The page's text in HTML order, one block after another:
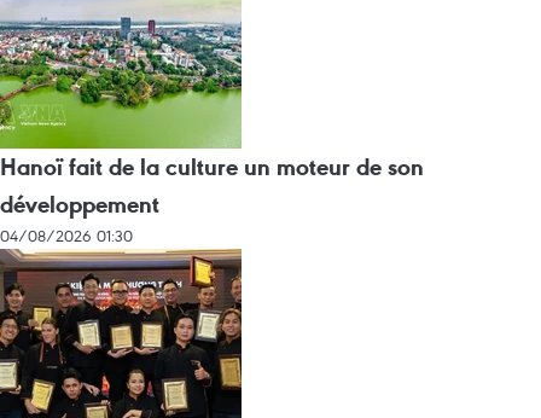
Hanoï fait de la culture un moteur de son
développement
04/08/2026 01:30